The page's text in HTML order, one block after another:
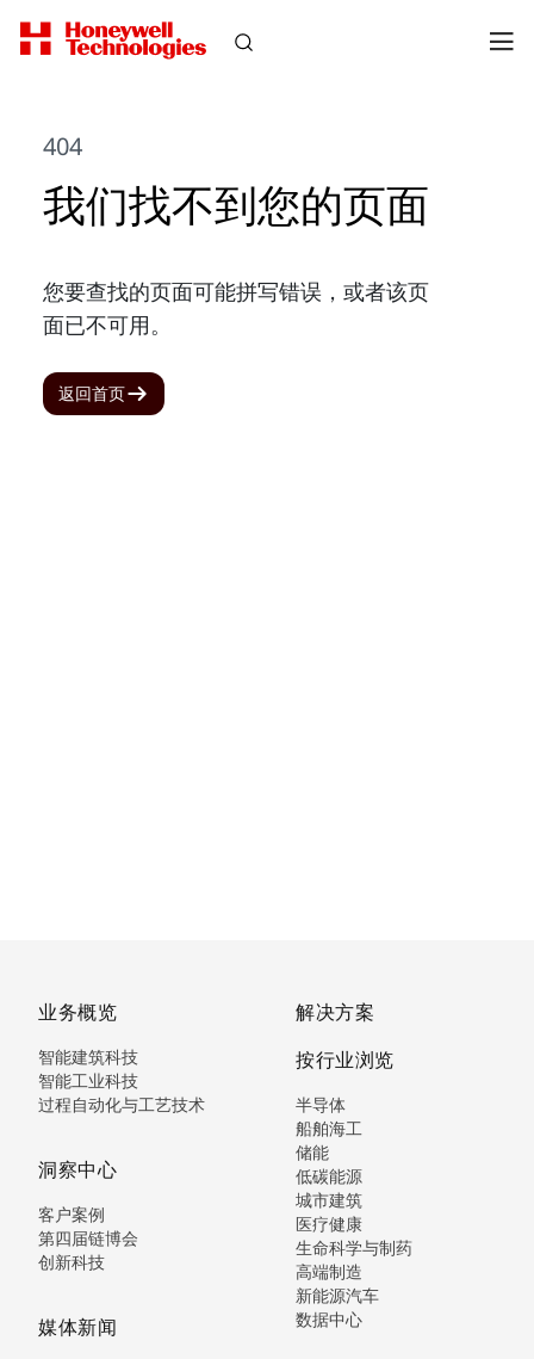
404
我们找不到您的页面
您要查找的页面可能拼写错误，或者该页
面已不可用。
返回首页
业务概览
智能建筑科技
智能工业科技
过程自动化与工艺技术
洞察中心
客户案例
第四届链博会
创新科技
媒体新闻
解决方案
按行业浏览
半导体
船舶海工
储能
低碳能源
城市建筑
医疗健康
生命科学与制药
高端制造
新能源汽车
数据中心